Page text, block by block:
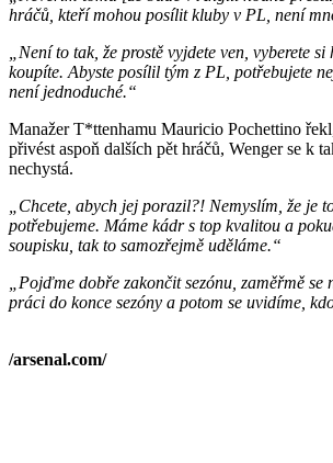
hráčů, kteří mohou posílit kluby v PL, není
„Není to tak, že prostě vyjdete ven, vyberete
koupíte. Abyste posílil tým z PL, potřebujete
není jednoduché.“
Manažer T*ttenhamu Mauricio Pochettino
přivést aspoň dalších pět hráčů, Wenger se k
nechystá.
„Chcete, abych jej porazil?! Nemyslím, že je
potřebujeme. Máme kádr s top kvalitou a
soupisku, tak to samozřejmě uděláme.“
„Pojďme dobře zakončit sezónu, zaměřmě
práci do konce sezóny a potom se uvidíme,
/arsenal.com/